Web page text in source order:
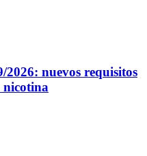
2026: nuevos requisitos
nicotina